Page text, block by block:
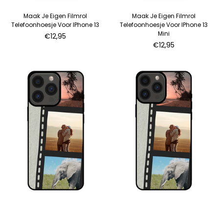
Maak Je Eigen Filmrol
Telefoonhoesje Voor IPhone 13
€12,95
Maak Je Eigen Filmrol
Telefoonhoesje Voor IPhone 13
Mini
€12,95